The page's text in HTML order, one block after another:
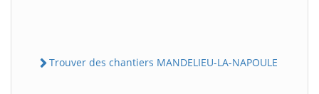
Trouver des chantiers MANDELIEU-LA-NAPOULE